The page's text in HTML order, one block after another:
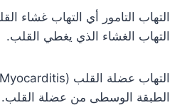
التهاب الغشاء الذي يغطي القلب.
الطبقة الوسطى من عضلة القلب.